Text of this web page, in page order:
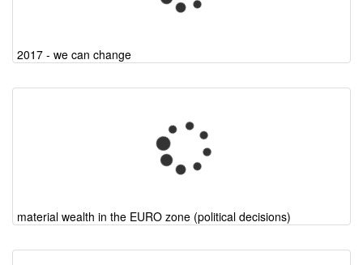
2017 - we can change
material wealth in the EURO zone (political decisions)